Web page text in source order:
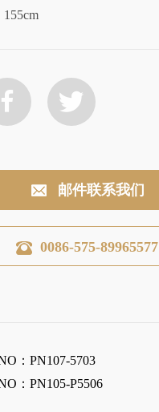
邮件联系我们
0086-575-89965577
：PN107-5703
：PN105-P5506